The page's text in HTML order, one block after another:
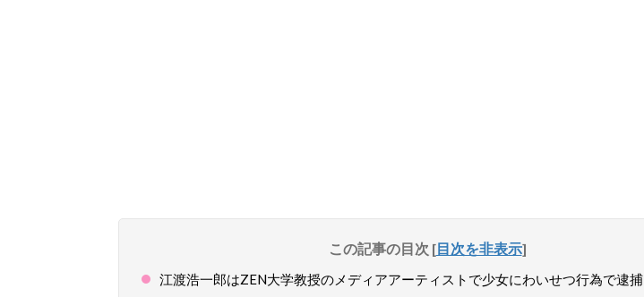
この記事の目次 [目次を非表示]
江渡浩一郎はZEN大学教授のメディアアーティストで少女にわいせつ行為で逮捕